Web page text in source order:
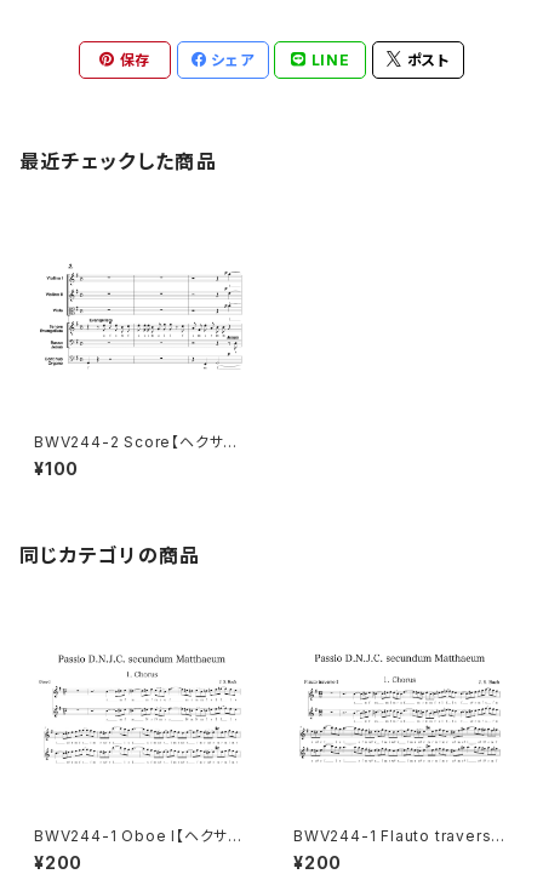
保存 シェア LINE ポスト
最近チェックした商品
BWV244-2 Score【ヘクサコ
ルド付き楽譜】
¥100
同じカテゴリの商品
BWV244-1 Oboe I【ヘクサコ
ルド付き楽譜】
¥200
BWV244-1 Flauto traverso
I【ヘクサコルド付き楽譜】
¥200